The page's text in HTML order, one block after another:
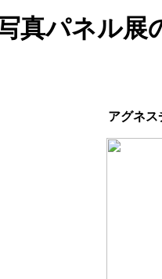
真パネル展
アグネス